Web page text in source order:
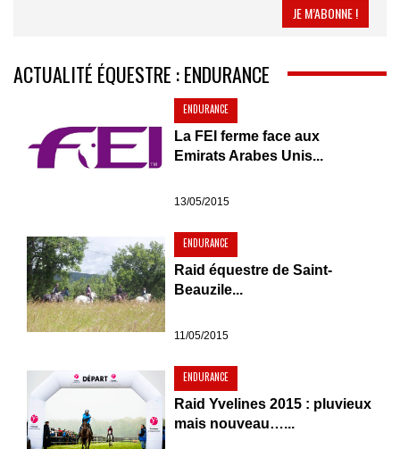
JE M’ABONNE !
ACTUALITÉ ÉQUESTRE : ENDURANCE
ENDURANCE
La FEI ferme face aux
Emirats Arabes Unis...
13/05/2015
ENDURANCE
Raid équestre de Saint-
Beauzile...
11/05/2015
ENDURANCE
Raid Yvelines 2015 : pluvieux
mais nouveau…...